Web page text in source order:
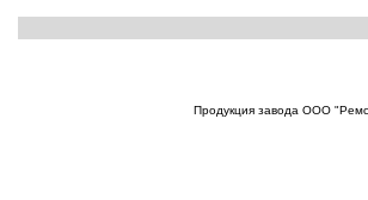
Продукция завода ООО